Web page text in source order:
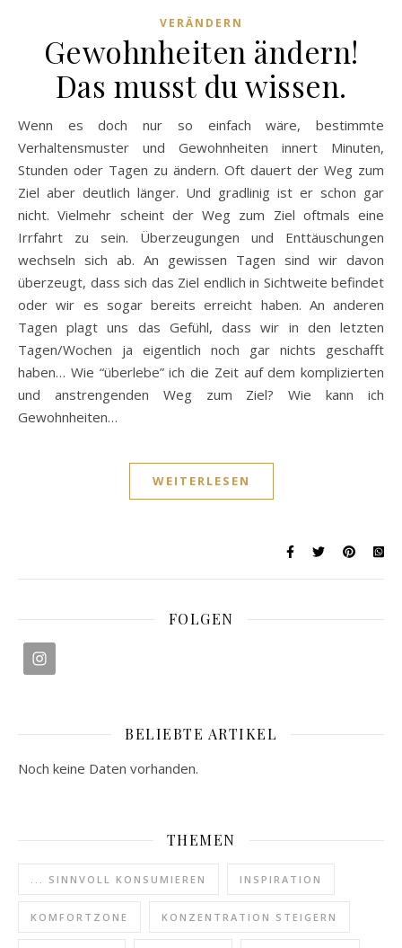
VERÄNDERN
Gewohnheiten ändern!
Das musst du wissen.
Wenn es doch nur so einfach wäre, bestimmte
Verhaltensmuster und Gewohnheiten innert Minuten,
Stunden oder Tagen zu ändern. Oft dauert der Weg zum
Ziel aber deutlich länger. Und gradlinig ist er schon gar
nicht. Vielmehr scheint der Weg zum Ziel oftmals eine
Irrfahrt zu sein. Überzeugungen und Enttäuschungen
wechseln sich ab. An gewissen Tagen sind wir davon
überzeugt, dass sich das Ziel endlich in Sichtweite befindet
oder wir es sogar bereits erreicht haben. An anderen
Tagen plagt uns das Gefühl, dass wir in den letzten
Tagen/Wochen ja eigentlich noch gar nichts geschafft
haben… Wie “überlebe” ich die Zeit auf dem komplizierten
und anstrengenden Weg zum Ziel? Wie kann ich
Gewohnheiten…
WEITERLESEN
FOLGEN
BELIEBTE ARTIKEL
Noch keine Daten vorhanden.
THEMEN
... SINNVOLL KONSUMIEREN INSPIRATION
KOMFORTZONE KONZENTRATION STEIGERN